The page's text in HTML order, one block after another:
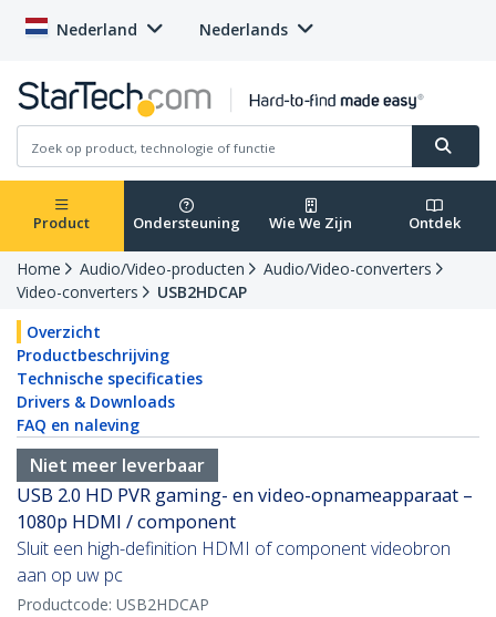
Nederland Nederlands
Product Ondersteuning Wie We Zijn Ontdek
Home Audio/Video-producten
Audio/Video-converters
Video-converters
USB2HDCAP
Overzicht
Productbeschrijving
Technische specificaties
Drivers & Downloads
FAQ en naleving
Niet meer leverbaar
USB 2.0 HD PVR gaming- en video-opnameapparaat –
1080p HDMI / component
Sluit een high-definition HDMI of component videobron
aan op uw pc
Productcode: USB2HDCAP